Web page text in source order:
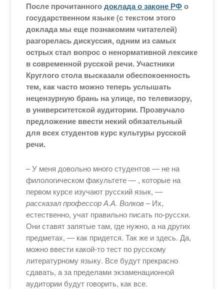
После прочитанногодоклада о законе РФо
государственном языке (с текстом этого
доклада мы еще познакомим читателей)
разгорелась дискуссия, одним из самых
острых стал вопрос о ненормативной лексике
в современной русской речи. Участники
Круглого стола высказали обеспокоенность
тем, как часто можно теперь услышать
нецензурную брань на улице, по телевизору,
в университетской аудитории. Прозвучало
предложение ввести некий обязательный
для всех студентов курс культуры русской
речи.
– У меня довольно много студентов — не на
филологическом факультете — , которые на
первом курсе изучают русский язык, —
рассказал профессор А.А. Волков –Их,
естественно, учат правильно писать по-русски.
Они ставят запятые там, где нужно, а на других
предметах, — как придется. Так же и здесь. Да,
можно ввести какой-то тест по русскому
литературному языку. Все будут прекрасно
сдавать, а за пределами экзаменационной
аудитории будут говорить, как все.